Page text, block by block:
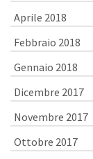
Aprile 2018
Febbraio 2018
Gennaio 2018
Dicembre 2017
Novembre 2017
Ottobre 2017